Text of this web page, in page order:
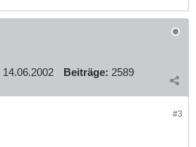
14.06.2002 Beiträge: 2589
#3